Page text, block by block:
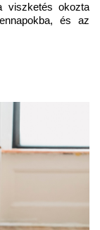
viszketés okozta
és az